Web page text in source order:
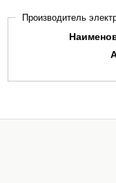
Производитель